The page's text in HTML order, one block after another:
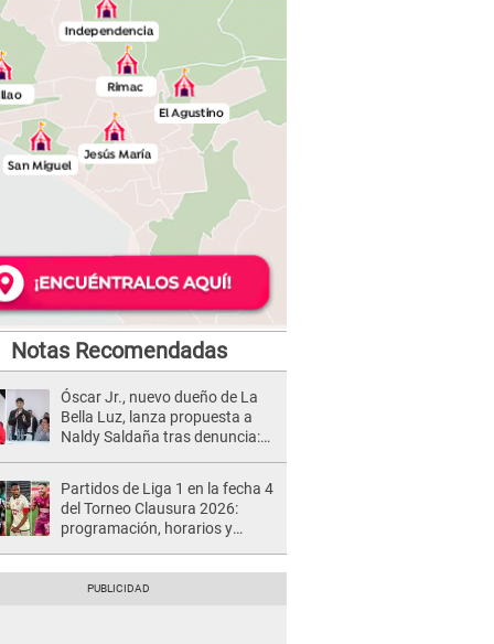
Notas Recomendadas
Óscar Jr., nuevo dueño de La
Bella Luz, lanza propuesta a
Naldy Saldaña tras denuncia:
Partidos de Liga 1 en la fecha 4
del Torneo Clausura 2026:
programación, horarios y